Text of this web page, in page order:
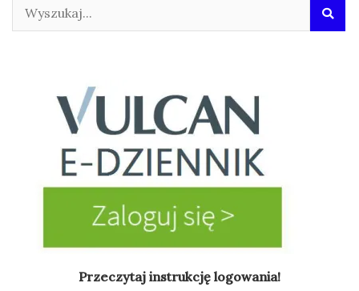
Przeczytaj instrukcję logowania!